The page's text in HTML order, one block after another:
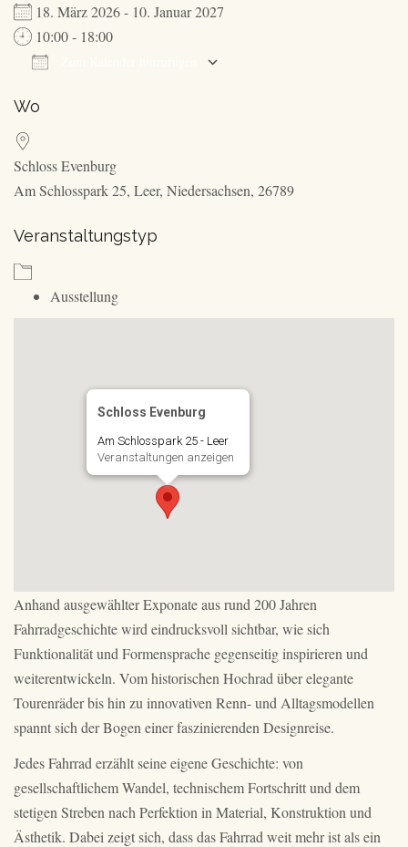
18. März 2026 - 10. Januar 2027
10:00 - 18:00
Wo
Schloss Evenburg
Am Schlosspark 25, Leer, Niedersachsen, 26789
Veranstaltungstyp
Ausstellung
Schloss Evenburg
Am Schlosspark 25 - Leer
Veranstaltungen anzeigen
Anhand ausgewählter Exponate aus rund 200 Jahren
Fahrradgeschichte wird eindrucksvoll sichtbar, wie sich
Funktionalität und Formensprache gegenseitig inspirieren und
weiterentwickeln. Vom historischen Hochrad über elegante
Tourenräder bis hin zu innovativen Renn- und Alltagsmodellen
spannt sich der Bogen einer faszinierenden Designreise.
Jedes Fahrrad erzählt seine eigene Geschichte: von
gesellschaftlichem Wandel, technischem Fortschritt und dem
stetigen Streben nach Perfektion in Material, Konstruktion und
Ästhetik. Dabei zeigt sich, dass das Fahrrad weit mehr ist als ein